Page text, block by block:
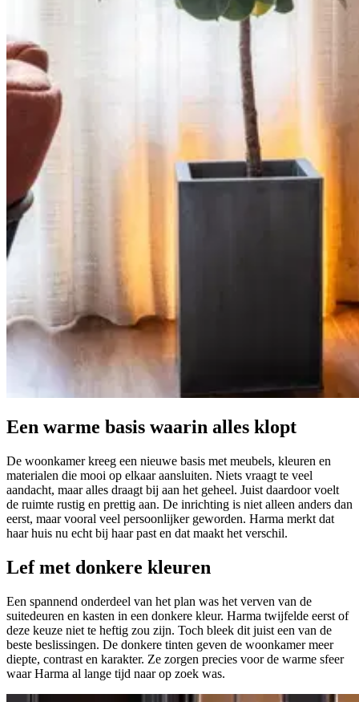
Een warme basis waarin alles klopt
De woonkamer kreeg een nieuwe basis met meubels, kleuren en
materialen die mooi op elkaar aansluiten. Niets vraagt te veel
aandacht, maar alles draagt bij aan het geheel. Juist daardoor voelt
de ruimte rustig en prettig aan. De inrichting is niet alleen anders dan
eerst, maar vooral veel persoonlijker geworden. Harma merkt dat
haar huis nu echt bij haar past en dat maakt het verschil.
Lef met donkere kleuren
Een spannend onderdeel van het plan was het verven van de
suitedeuren en kasten in een donkere kleur. Harma twijfelde eerst of
deze keuze niet te heftig zou zijn. Toch bleek dit juist een van de
beste beslissingen. De donkere tinten geven de woonkamer meer
diepte, contrast en karakter. Ze zorgen precies voor de warme sfeer
waar Harma al lange tijd naar op zoek was.